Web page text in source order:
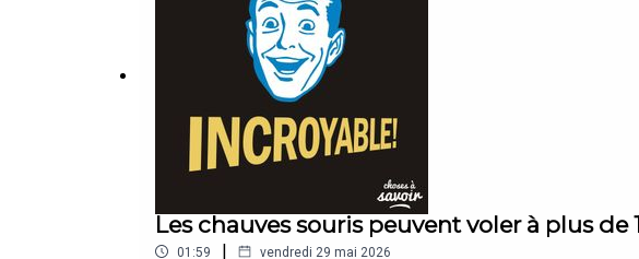
Les chauves souris peuvent voler à plus de
01:59 | vendredi 29 mai 2026